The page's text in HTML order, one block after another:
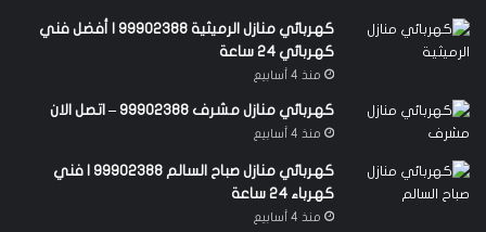
كهربائي منازل الرميثية 99902388 | أفضل فني
كهربائي 24 ساعة
منذ 4 أسابيع
كهربائي منازل مشرف 99902388 – اتصل الان
منذ 4 أسابيع
كهربائي منازل صباح السالم 99902388 | فني
كهرباء 24 ساعة
منذ 4 أسابيع